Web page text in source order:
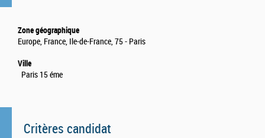
Zone géographique
Europe, France, Ile-de-France, 75 - Paris
Ville
Paris 15 éme
Critères candidat